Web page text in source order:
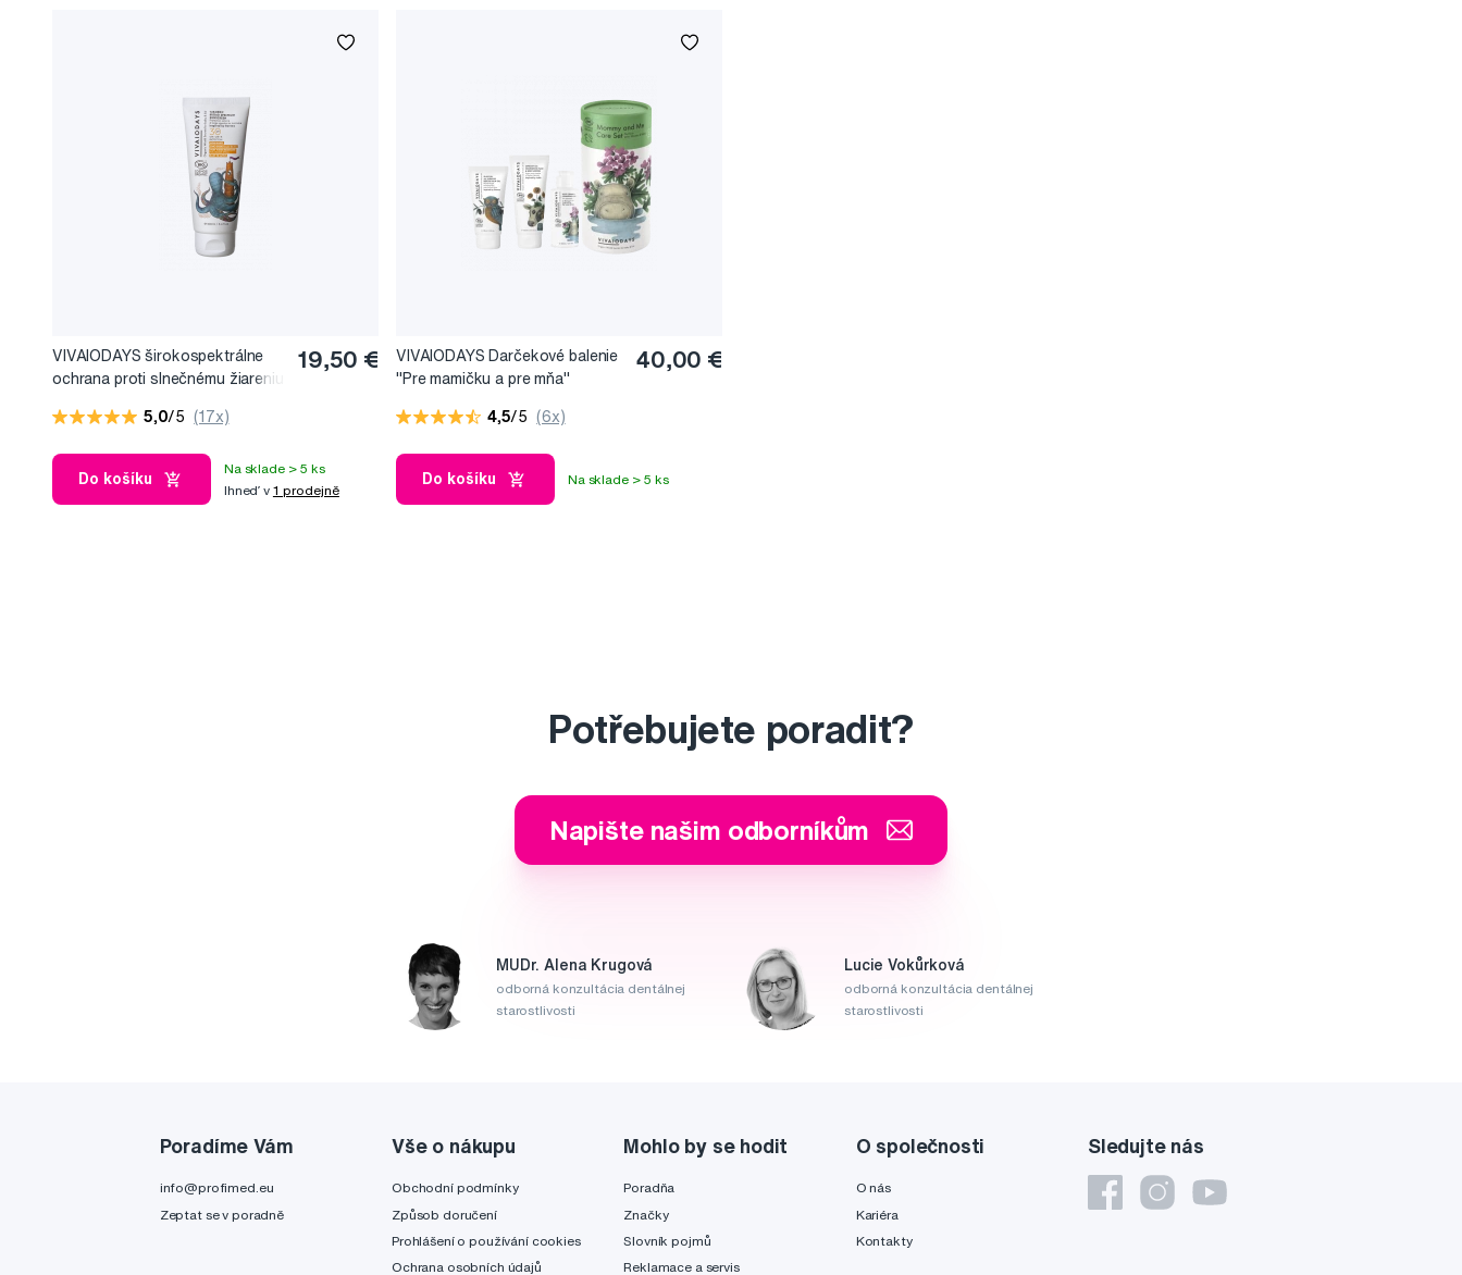
VIVAIODAYS širokospektrálne
ochrana proti slnečnému žiareniu
19,50 €
5,0/5 (17x)
Do košíku
Na sklade > 5 ks
Ihneď v 1 prodejně
VIVAIODAYS Darčekové balenie
"Pre mamičku a pre mňa"
40,00 €
4,5/5 (6x)
Do košíku Na sklade > 5 ks
Potřebujete poradit?
Napište našim odborníkům
MUDr. Alena Krugová
odborná konzultácia dentálnej
starostlivosti
Lucie Vokůrková
odborná konzultácia dentálnej
starostlivosti
Sledujte nás
Poradíme Vám
info@profimed.eu
Zeptat se v poradně
Vše o nákupu
Obchodní podmínky
Způsob doručení
Prohlášení o používání cookies
Ochrana osobních údajů
Mohlo by se hodit
Poradňa
Značky
Slovník pojmů
Reklamace a servis
O společnosti
O nás
Kariéra
Kontakty